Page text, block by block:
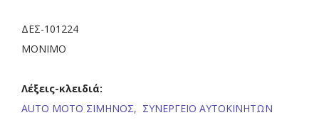
ΔΕΣ-101224
ΜΟΝΙΜΟ
Λέξεις-κλειδιά:
AUTO MOTO ΣΙΜΗΝΟΣ, ΣΥΝΕΡΓΕΙΟ ΑΥΤΟΚΙΝΗΤΩΝ